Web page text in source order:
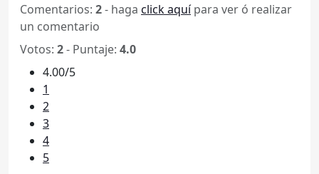
Comentarios: 2- haga click aquípara ver ó realizar
un comentario
Votos: 2- Puntaje: 4.0
4.00/5
1
2
3
4
5